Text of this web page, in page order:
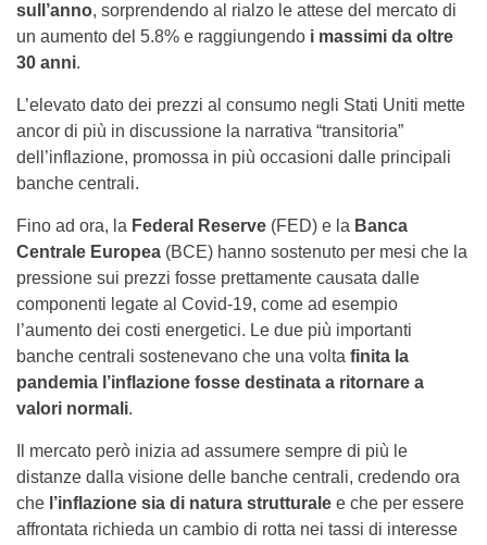
sull’anno, sorprendendo al rialzo le attese del mercato di
un aumento del 5.8% e raggiungendo i massimi da oltre
30 anni.
L’elevato dato dei prezzi al consumo negli Stati Uniti mette
ancor di più in discussione la narrativa “transitoria”
dell’inflazione, promossa in più occasioni dalle principali
banche centrali.
Fino ad ora, la Federal Reserve (FED) e la Banca
Centrale Europea (BCE) hanno sostenuto per mesi che la
pressione sui prezzi fosse prettamente causata dalle
componenti legate al Covid-19, come ad esempio
l’aumento dei costi energetici. Le due più importanti
banche centrali sostenevano che una volta finita la
pandemia l’inflazione fosse destinata a ritornare a
valori normali.
Il mercato però inizia ad assumere sempre di più le
distanze dalla visione delle banche centrali, credendo ora
che l’inflazione sia di natura strutturale e che per essere
affrontata richieda un cambio di rotta nei tassi di interesse